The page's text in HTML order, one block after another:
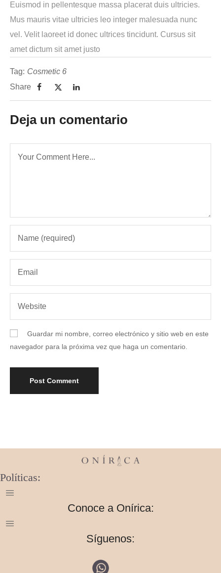
Euismod in pellentesque massa placerat duis ultricies.
Mus mauris vitae ultricies leo integer malesuada nunc
vel. Velit laoreet id donec ultrices tincidunt. Cursus sit
amet dictum sit amet justo
Tag: Cosmetic 6
Share
Deja un comentario
Guardar mi nombre, correo electrónico y sitio web en este
navegador para la próxima vez que haga un comentario.
Políticas:
Conoce a Onírica:
Síguenos: